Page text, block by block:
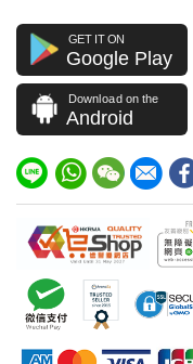
GET IT ON
Google Play
Download on the
Android